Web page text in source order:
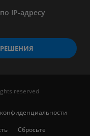
IP-адресу
reserved
Сбросьте